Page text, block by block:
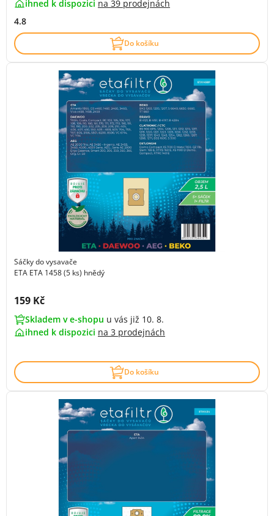
ihned k dispozici na 39 prodejnách
4.8
Do košíku
Sáčky do vysavače
ETA ETA 1458 (5 ks) hnědý
Cena s DPH:
159 Kč
Skladem v e-shopu u vás již 10. 8.
ihned k dispozici na 3 prodejnách
Do košíku